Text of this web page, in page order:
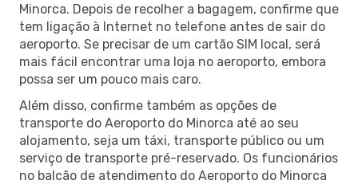
Minorca. Depois de recolher a bagagem, confirme que
tem ligação à Internet no telefone antes de sair do
aeroporto. Se precisar de um cartão SIM local, será
mais fácil encontrar uma loja no aeroporto, embora
possa ser um pouco mais caro.
Além disso, confirme também as opções de
transporte do Aeroporto do Minorca até ao seu
alojamento, seja um táxi, transporte público ou um
serviço de transporte pré-reservado. Os funcionários
no balcão de atendimento do Aeroporto do Minorca